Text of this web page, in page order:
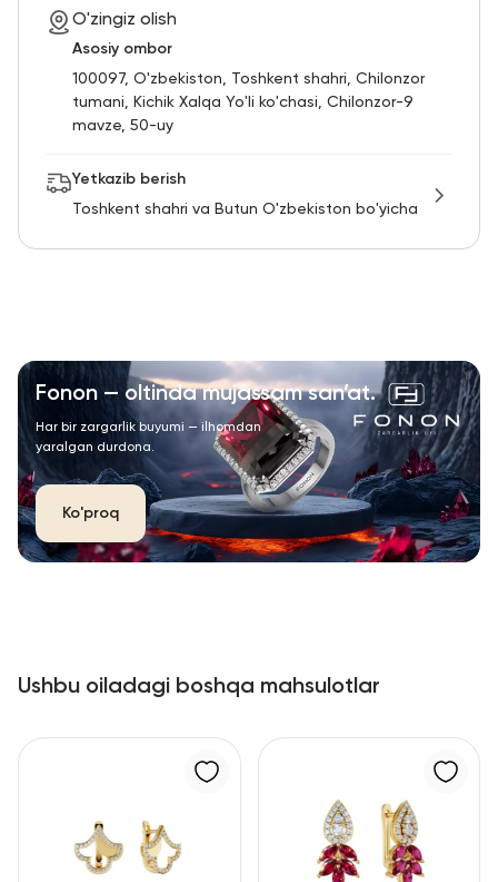
O'zingiz olish
Asosiy ombor
100097, O'zbekiston, Toshkent shahri, Chilonzor
tumani, Kichik Xalqa Yo'li ko'chasi, Chilonzor-9
mavze, 50-uy
Yetkazib berish
Toshkent shahri va Butun O'zbekiston bo'yicha
Fonon — oltinda mujassam san’at.
Har bir zargarlik buyumi — ilhomdan
yaralgan durdona.
Ko'proq
Ushbu oiladagi boshqa mahsulotlar